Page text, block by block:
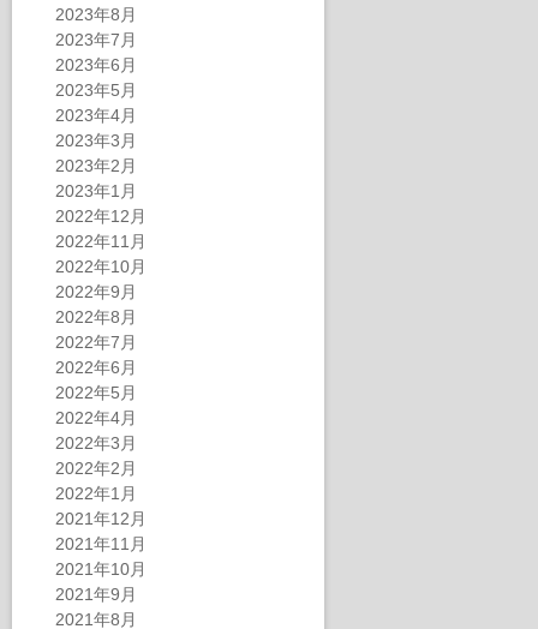
2023年8月
2023年7月
2023年6月
2023年5月
2023年4月
2023年3月
2023年2月
2023年1月
2022年12月
2022年11月
2022年10月
2022年9月
2022年8月
2022年7月
2022年6月
2022年5月
2022年4月
2022年3月
2022年2月
2022年1月
2021年12月
2021年11月
2021年10月
2021年9月
2021年8月